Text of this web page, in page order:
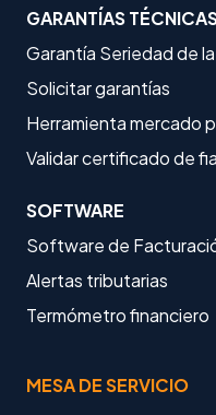
GARANTÍAS
Garantía Seriedad de
Solicitar garantías
Herramienta mercado
Validar certificado de
SOFTWARE
Software de
Alertas tributarias
Termómetro financiero
MESA DE SERVICIO